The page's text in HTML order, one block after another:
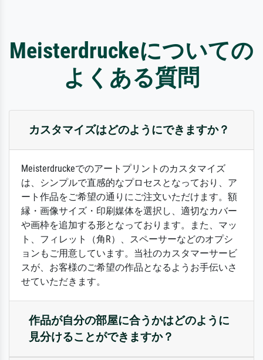
Meisterdruckeについての
よくある質問
カスタマイズはどのようにできますか？
Meisterdruckeでのアートプリントのカスタマイズ
は、シンプルで直感的なプロセスとなっており、ア
ート作品をご希望の通りにご注文いただけます。額
縁・画像サイズ・印刷媒体を選択し、適切なカバー
や画枠を追加する形となっております。また、マッ
ト、フィレット（角R）、スペーサーなどのオプシ
ョンもご用意しています。当社のカスタマーサービ
スが、お客様のご希望の作品となるようお手伝いさ
せていただきます。
作品が自分の部屋に合うかはどのように
見分けることができますか？